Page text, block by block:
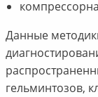
Данные
гельминтозов,